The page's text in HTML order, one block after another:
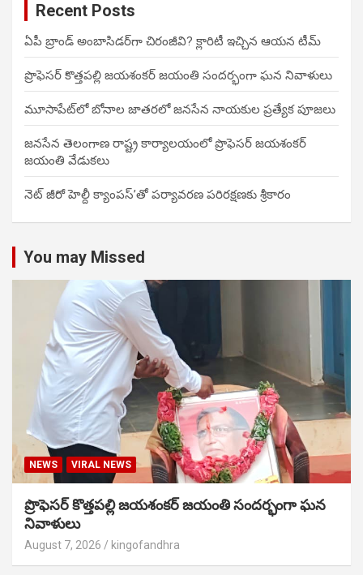
Recent Posts
ఏపీ బ్రాండ్ అంబాసిడర్‌గా చిరంజీవి? క్లారిటీ ఇచ్చిన ఆయన టీమ్
ప్రొఫెసర్ కొత్తపల్లి జయశంకర్ జయంతి సందర్భంగా ఘన నివాళులు
మూసాపేట్‌లో బోనాల జాతరలో జనసేన నాయకుల ప్రత్యేక పూజలు
జనసేన తెలంగాణ రాష్ట్ర కార్యాలయంలో ప్రొఫెసర్ జయశంకర్
జయంతి వేడుకలు
నెట్ జీరో హెల్దీ క్యాంపస్’తో పర్యావరణ పరిరక్షణకు శ్రీకారం
You may Missed
NEWS VIRAL NEWS
ప్రొఫెసర్ కొత్తపల్లి జయశంకర్ జయంతి సందర్భంగా ఘన
నివాళులు
August 7, 2026 kingofandhra